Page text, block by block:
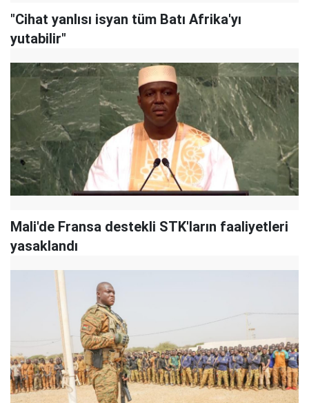
"Cihat yanlısı isyan tüm Batı Afrika'yı
yutabilir"
Mali'de Fransa destekli STK'ların faaliyetleri
yasaklandı